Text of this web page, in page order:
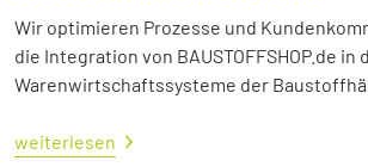
Wir optimieren Prozesse und
die Integration von BAUSTOFFSHOP.de in
Warenwirtschaftssysteme der
weiterlesen